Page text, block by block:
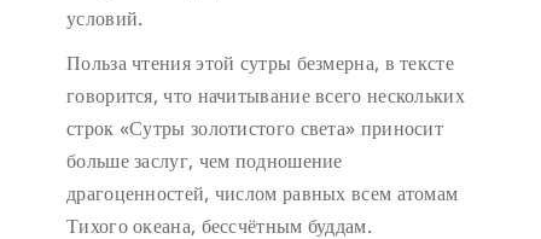
условий.
Польза чтения этой сутры безмерна, в тексте
говорится, что начитывание всего нескольких
строк «Сутры золотистого света» приносит
больше заслуг, чем подношение
драгоценностей, числом равных всем атомам
Тихого океана, бессчётным буддам.